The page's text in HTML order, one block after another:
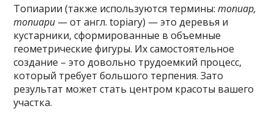
Топиарии (также используются термины:топиар,
топиари — от англ. topiary) — это деревья и
кустарники, сформированные в объемные
геометрические фигуры. Их самостоятельное
создание – это довольно трудоемкий процесс,
который требует большого терпения. Зато
результат может стать центром красоты вашего
участка.